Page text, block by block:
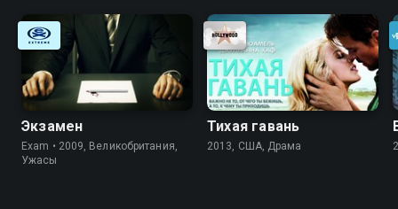
Экзамен
Exam • 2009, Великобритания,
Ужасы
Тихая гавань
2013, США, Драма